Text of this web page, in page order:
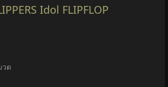
Idol FLIPFLOP
วด